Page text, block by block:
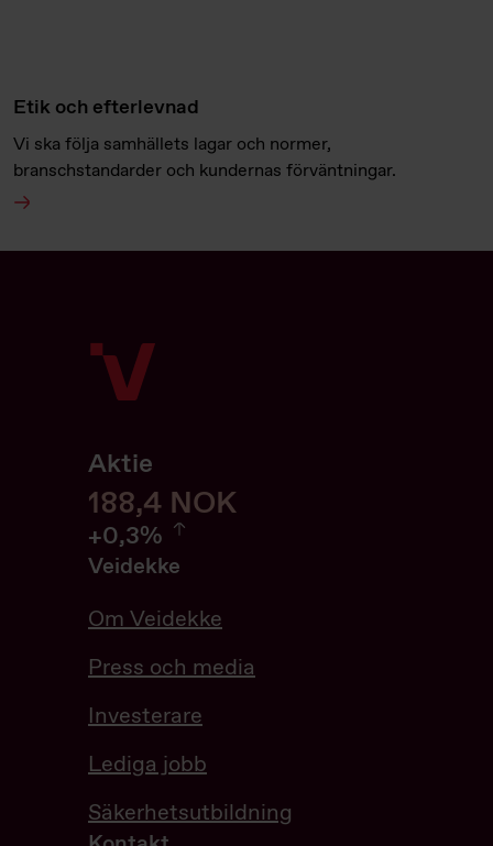
Etik och efterlevnad
Vi ska följa samhällets lagar och normer,
branschstandarder och kundernas förväntningar.
Aktie
188,6 NOK
+0,3%
0.32%
Veidekke
Om Veidekke
Press och media
Investerare
Lediga jobb
Säkerhetsutbildning